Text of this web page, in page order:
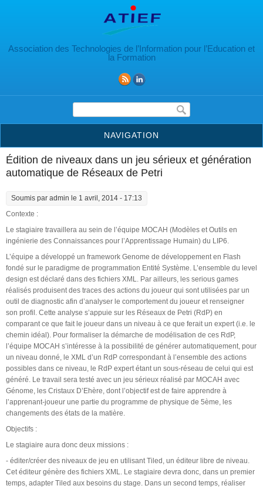
Association des Technologies de l’Information pour l’Education et
la Formation
Formulaire de recherche
NAVIGATION
Édition de niveaux dans un jeu sérieux et génération
automatique de Réseaux de Petri
Soumis par admin le 1 avril, 2014 - 17:13
Contexte :
Le stagiaire travaillera au sein de l’équipe MOCAH (Modèles et Outils en
ingénierie des Connaissances pour l’Apprentissage Humain) du LIP6.
L’équipe a développé un framework Genome de développement en Flash
fondé sur le paradigme de programmation Entité Système. L’ensemble du level
design est déclaré dans des fichiers XML. Par ailleurs, les serious games
réalisés produisent des traces des actions du joueur qui sont utilisées par un
outil de diagnostic afin d’analyser le comportement du joueur et renseigner
son profil. Cette analyse s’appuie sur les Réseaux de Petri (RdP) en
comparant ce que fait le joueur dans un niveau à ce que ferait un expert (i.e. le
chemin idéal). Pour formaliser la démarche de modélisation de ces RdP,
l’équipe MOCAH s’intéresse à la possibilité de générer automatiquement, pour
un niveau donné, le XML d’un RdP correspondant à l’ensemble des actions
possibles dans ce niveau, le RdP expert étant un sous-réseau de celui qui est
généré. Le travail sera testé avec un jeu sérieux réalisé par MOCAH avec
Génome, les Cristaux D’Ehère, dont l’objectif est de faire apprendre à
l’apprenant-joueur une partie du programme de physique de 5ème, les
changements des états de la matière.
Objectifs :
Le stagiaire aura donc deux missions :
- éditer/créer des niveaux de jeu en utilisant Tiled, un éditeur libre de niveau.
Cet éditeur génère des fichiers XML. Le stagiaire devra donc, dans un premier
temps, adapter Tiled aux besoins du stage. Dans un second temps, réaliser